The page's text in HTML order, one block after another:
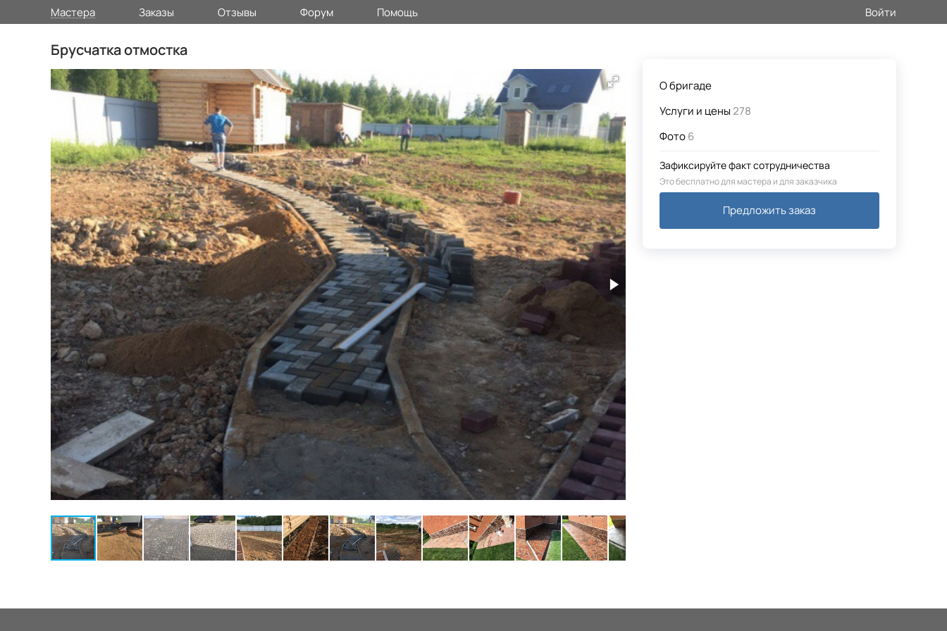
Мастера Заказы Отзывы Форум Помощь Войти
О бригаде
Услуги и цены278
Фото6
Зафиксируйте факт сотрудничества
Это бесплатно для мастера и для заказчика
Предложить заказ
Брусчатка отмостка